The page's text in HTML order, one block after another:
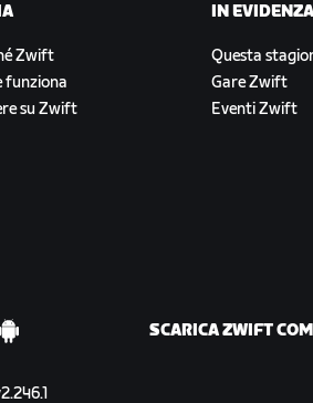
Zwift
funziona
su Zwift
IN EVIDENZA
Questa
Gare Zwift
Eventi Zwift
SCARICA ZWIFT
2.246.1